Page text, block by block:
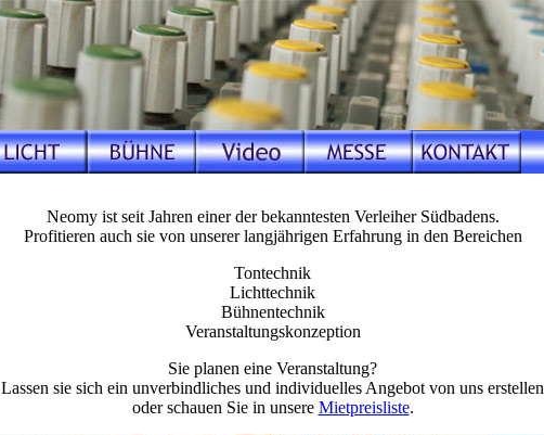
Neomy ist seit Jahren einer der bekanntesten Verleiher Südbadens.
Profitieren auch sie von unserer langjährigen Erfahrung in den Bereichen
Tontechnik
Lichttechnik
Bühnentechnik
Veranstaltungskonzeption
Sie planen eine Veranstaltung?
Lassen sie sich ein unverbindliches und individuelles Angebot von uns erstellen
oder schauen Sie in unsere Mietpreisliste.